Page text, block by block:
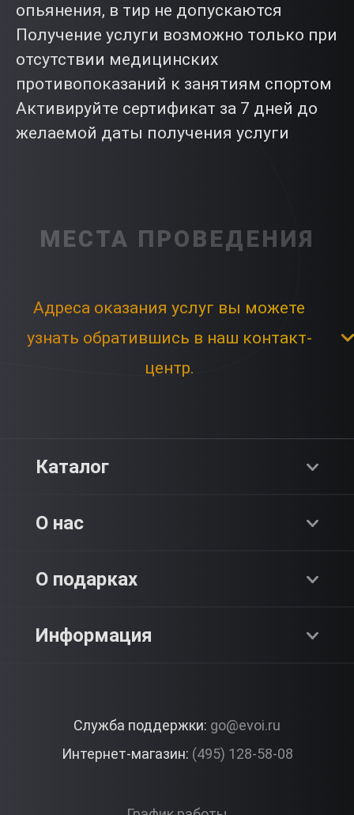
опьянения, в тир не допускаются
Получение услуги возможно только при
отсутствии медицинских
противопоказаний к занятиям спортом
Активируйте сертификат за 7 дней до
желаемой даты получения услуги
МЕСТА ПРОВЕДЕНИЯ
Адреса оказания услуг вы можете
узнать обратившись в наш контакт-
центр.
Каталог
Premium
О нас
О компании
Контакты
О подарках
Как это работает?
Вопросы и ответы
Информация
Корпоративные подарки
Служба поддержки: go@evoi.ru
Интернет-магазин: (495) 128-58-08